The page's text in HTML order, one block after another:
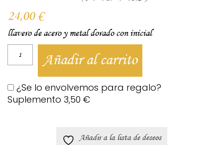
24,00 €
llavero de acero y metal dorado con inicial
Añadir al carrito
¿Se lo envolvemos para regalo?
Suplemento 3,50 €
Añadir a la lista de deseos